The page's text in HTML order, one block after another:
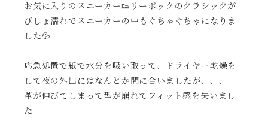
お気に入りのスニーカー👟リーボックのクラシックが
びしょ濡れでスニーカーの中もぐちゃぐちゃになりま
した💦
応急処置で紙で水分を吸い取って、ドライヤー乾燥を
して夜の外出にはなんとか間に合いましたが、、、
革が伸びてしまって型が崩れてフィット感を失いまし
た